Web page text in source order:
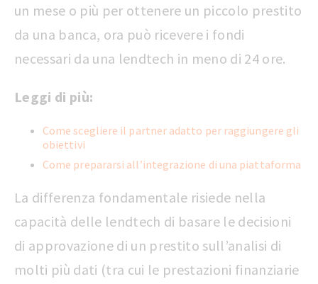
un mese o più per ottenere un piccolo prestito
da una banca, ora può ricevere i fondi
necessari da una lendtech in meno di 24 ore.
Leggi di più:
Come scegliere il partner adatto per raggiungere gli
obiettivi
Come prepararsi all’integrazione di una piattaforma
La differenza fondamentale risiede nella
capacità delle lendtech di basare le decisioni
di approvazione di un prestito sull’analisi di
molti più dati (tra cui le prestazioni finanziarie